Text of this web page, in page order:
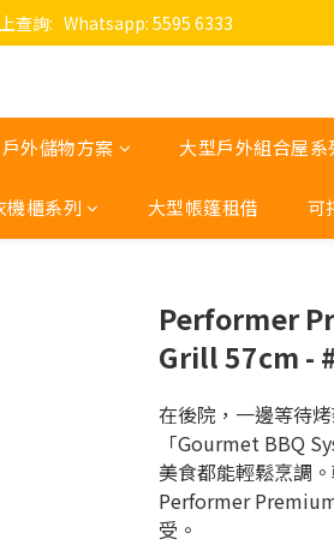
查詢:   Whatsapp: 5595 6333
戶外儲物方案 大型戶外組合屋系
機櫃系列 大型帳篷租借 可
Performer
Grill 57cm -
在後院，一邊等待
「Gourmet BBQ
美食都能輕鬆烹調
Performer
受。